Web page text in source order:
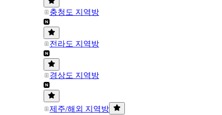
충청도 지역방
전라도 지역방
경상도 지역방
제주/해외 지역방